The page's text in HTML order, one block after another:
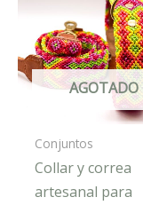
AGOTADO
Conjuntos
Collar y correa
artesanal para